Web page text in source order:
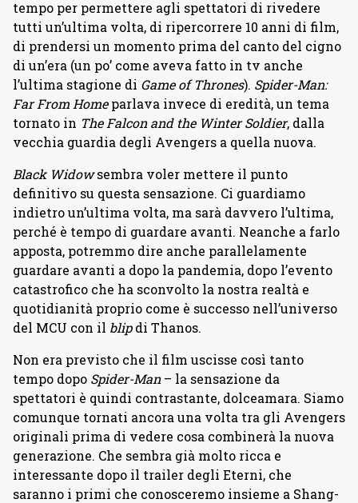
tempo per permettere agli spettatori di rivedere
tutti un’ultima volta, di ripercorrere 10 anni di film,
di prendersi un momento prima del canto del cigno
di un’era (un po’ come aveva fatto in tv anche
l’ultima stagione di Game of Thrones). Spider-Man:
Far From Homeparlava invece di eredità, un tema
tornato in The Falcon and the Winter Soldier, dalla
vecchia guardia degli Avengers a quella nuova.
Black Widowsembra voler mettere il punto
definitivo su questa sensazione. Ci guardiamo
indietro un’ultima volta, ma sarà davvero l’ultima,
perché è tempo di guardare avanti. Neanche a farlo
apposta, potremmo dire anche parallelamente
guardare avanti a dopo la pandemia, dopo l’evento
catastrofico che ha sconvolto la nostra realtà e
quotidianità proprio come è successo nell’universo
del MCU con il blipdi Thanos.
Non era previsto che il film uscisse così tanto
tempo dopo Spider-Man– la sensazione da
spettatori è quindi contrastante, dolceamara. Siamo
comunque tornati ancora una volta tra gli Avengers
originali prima di vedere cosa combinerà la nuova
generazione. Che sembra già molto ricca e
interessante dopo il trailer degli Eterni, che
saranno i primi che conosceremo insieme a Shang-